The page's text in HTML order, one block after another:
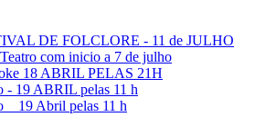
DE FOLCLORE - 11 de JULHO
com inicio a 7 de julho
18 ABRIL PELAS 21H
- 19 ABRIL pelas 11 h
_ 19 Abril pelas 11 h